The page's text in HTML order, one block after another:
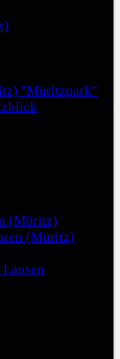
"Müritzpark"
(Müritz)
(Müritz)